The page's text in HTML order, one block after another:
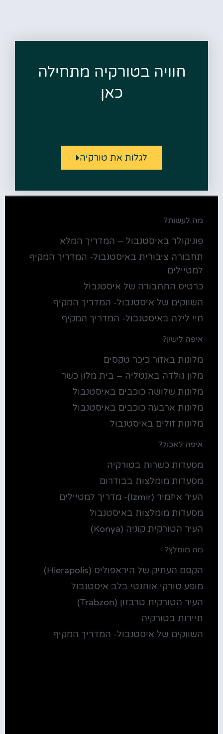
חוויה בטורקיה מתחילה
כאן
לגלות את טורקיה
מה לעשות?
פוניקולר באיסטנבול – המדריך המלא
תחבורה ציבורית באיסטנבול- המדריך המקיף
למטיילים
כרטיס התחבורה של איסטנבול
השווקים של איסטנבול- המדריך המקיף
חיי לילה באיסטנבול- המדריך המקיף
איפה לישון?
מלונות באזור כיכר טקסים
מלון גולדה באנטליה – בית מלון כשר
מלונות שלושה כוכבים באיסטנבול
מלונות ארבעה כוכבים באיסטנבול
מלונות זולים באיסטנבול
איפה לאכול?
מסעדות כשרות בטורקיה
מסעדות מומלצות בבודרום
העיר איזמיר (Izmir)- מדריך למטיילים
מסעדות מומלצות באיסטנבול
העיר הטורקית קוניה (Konya)
מה מומלץ?
הקסם העתיק של היראפוליס (Hierapolis)
מופע טורקי אותנטי בלב איסטנבול
העיר הטורקית טרבזון (Trabzon)
תיירות בטורקיה
השווקים של איסטנבול- המדריך המקיף